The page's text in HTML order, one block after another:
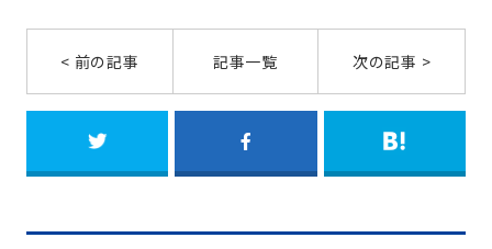
< 前の記事 記事一覧 次の記事 >